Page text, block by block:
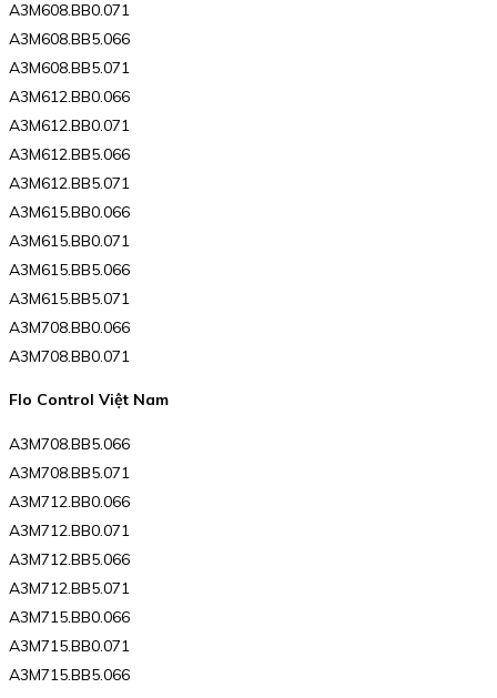
A3M608.BB0.071
A3M608.BB5.066
A3M608.BB5.071
A3M612.BB0.066
A3M612.BB0.071
A3M612.BB5.066
A3M612.BB5.071
A3M615.BB0.066
A3M615.BB0.071
A3M615.BB5.066
A3M615.BB5.071
A3M708.BB0.066
A3M708.BB0.071
Flo Control Việt Nam
A3M708.BB5.066
A3M708.BB5.071
A3M712.BB0.066
A3M712.BB0.071
A3M712.BB5.066
A3M712.BB5.071
A3M715.BB0.066
A3M715.BB0.071
A3M715.BB5.066